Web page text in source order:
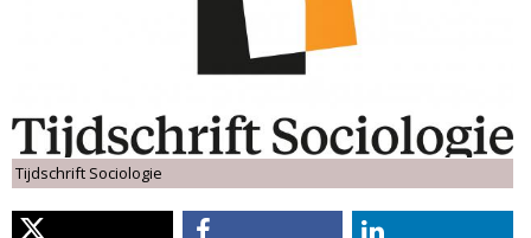
l
o
e
n
u
Tijdschrift Sociologie